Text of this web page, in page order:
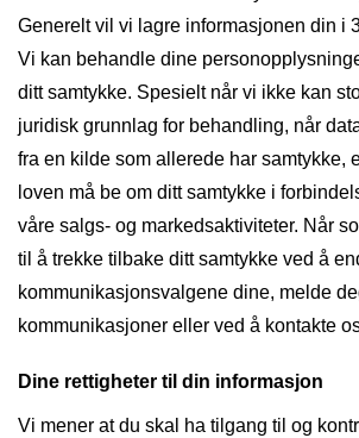
Generelt vil vi lagre informasjonen din i
Vi kan behandle dine
ditt samtykke. Spesielt når vi ikke kan
juridisk grunnlag for behandling, når
fra en kilde som allerede har samtykke,
loven må be om ditt samtykke i
våre salgs- og markedsaktiviteter. Når
til å trekke tilbake ditt samtykke ved å
kommunikasjonsvalgene dine, melde
kommunikasjoner eller ved å kontakte
Dine rettigheter til din informasjon
Vi mener at du skal ha tilgang til og